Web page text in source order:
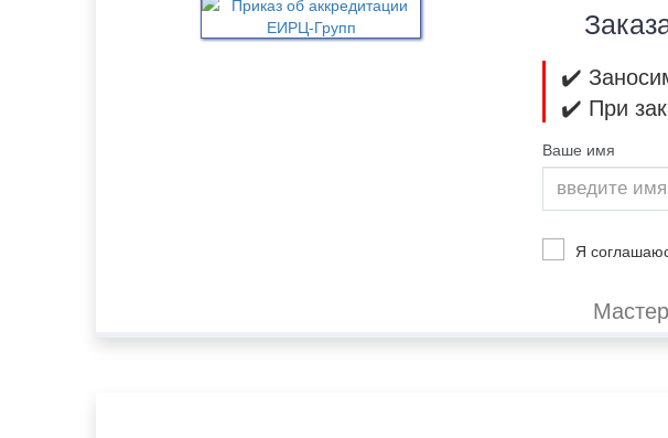
✔️
✔️ При
Ваше имя
Я